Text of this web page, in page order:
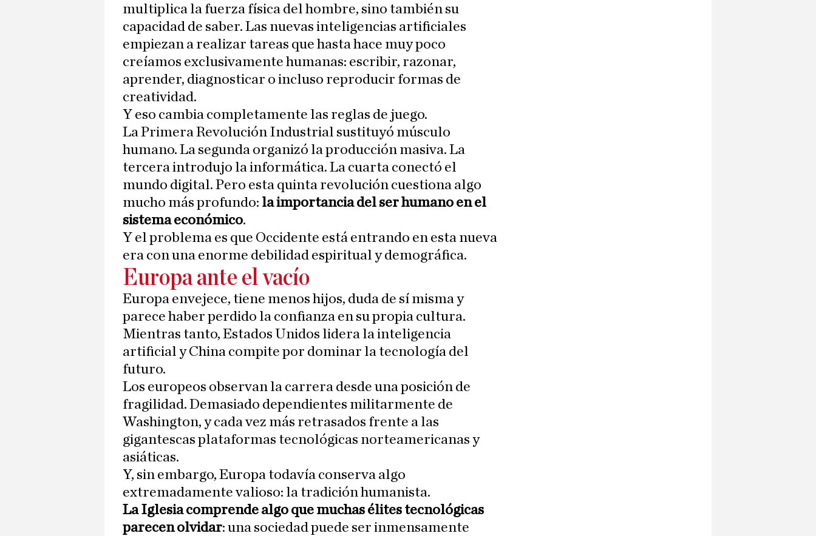
multiplica la fuerza física del hombre, sino también su
capacidad de saber. Las nuevas inteligencias artificiales
empiezan a realizar tareas que hasta hace muy poco
creíamos exclusivamente humanas: escribir, razonar,
aprender, diagnosticar o incluso reproducir formas de
creatividad.
Y eso cambia completamente las reglas de juego.
La Primera Revolución Industrial sustituyó músculo
humano. La segunda organizó la producción masiva. La
tercera introdujo la informática. La cuarta conectó el
mundo digital. Pero esta quinta revolución cuestiona algo
mucho más profundo: la importancia del ser humano en el
sistema económico.
Y el problema es que Occidente está entrando en esta nueva
era con una enorme debilidad espiritual y demográfica.
Europa ante el vacío
Europa envejece, tiene menos hijos, duda de sí misma y
parece haber perdido la confianza en su propia cultura.
Mientras tanto, Estados Unidos lidera la inteligencia
artificial y China compite por dominar la tecnología del
futuro.
Los europeos observan la carrera desde una posición de
fragilidad. Demasiado dependientes militarmente de
Washington, y cada vez más retrasados frente a las
gigantescas plataformas tecnológicas norteamericanas y
asiáticas.
Y, sin embargo, Europa todavía conserva algo
extremadamente valioso: la tradición humanista.
La Iglesia comprende algo que muchas élites tecnológicas
parecen olvidar: una sociedad puede ser inmensamente